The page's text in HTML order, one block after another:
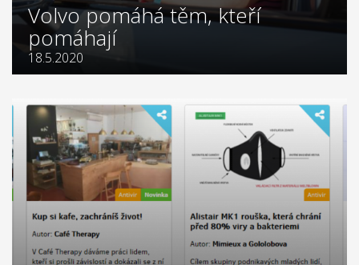
Volvo pomáhá těm, kteří
pomáhají
18.5.2020